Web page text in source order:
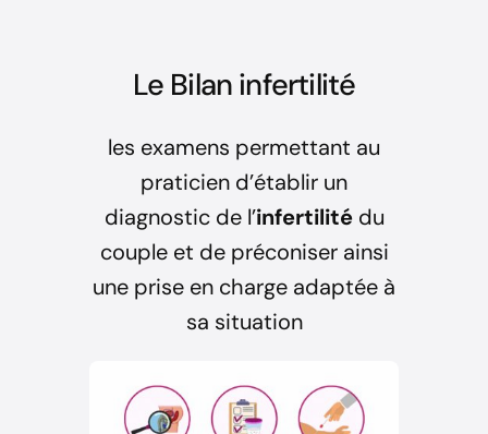
Le Bilan infertilité
les examens permettant au
praticien d’établir un
diagnostic de l’infertilitédu
couple et de préconiser ainsi
une prise en charge adaptée à
sa situation